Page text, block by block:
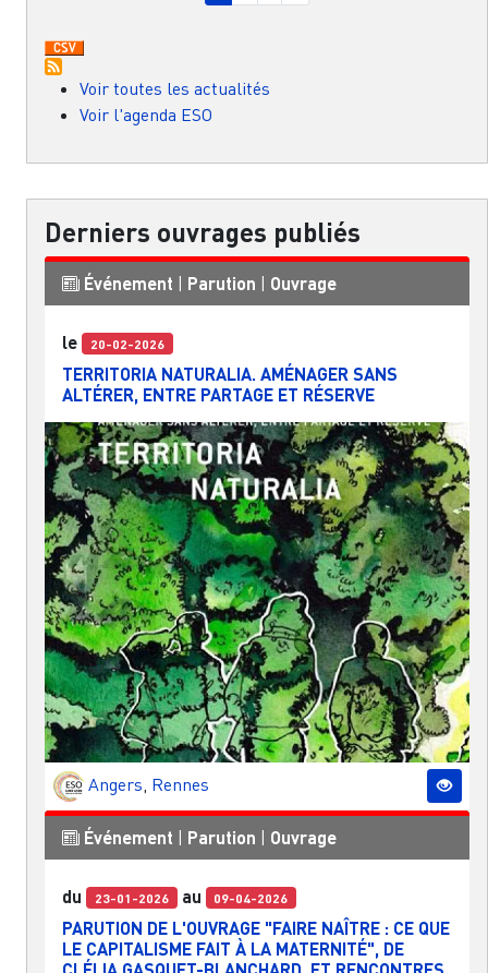
Voir toutes les actualités
Voir l'agenda ESO
Derniers ouvrages publiés
Événement | Parution | Ouvrage
le 20-02-2026
TERRITORIA NATURALIA. AMÉNAGER SANS
ALTÉRER, ENTRE PARTAGE ET RÉSERVE
Angers, Rennes
Événement Parution Ouvrage
du 23-01-2026 au 09-04-2026
PARUTION DE L'OUVRAGE "FAIRE NAÎTRE : CE QUE
LE CAPITALISME FAIT À LA MATERNITÉ", DE